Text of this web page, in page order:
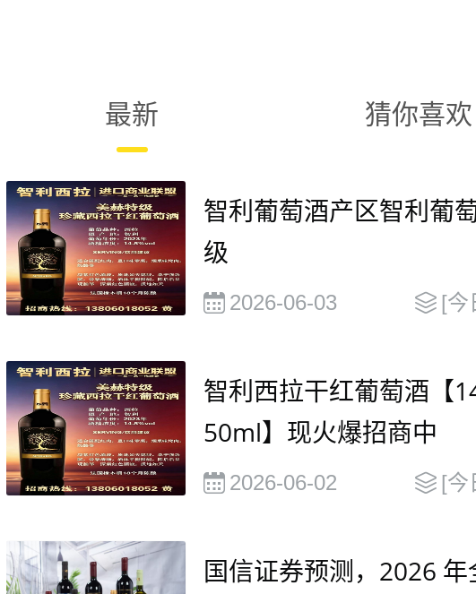
最新 猜你喜欢
智利葡萄酒产区智利葡
级
2026-06-03 [今
智利西拉干红葡萄酒【
50ml】现火爆招商中
2026-06-02 [今
国信证券预测，2026 年